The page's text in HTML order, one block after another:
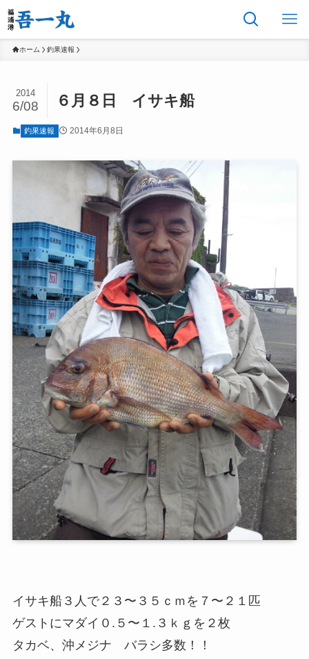
ホーム 釣果速報
６月８日 イサキ船
2014
6/08
釣果速報 2014年6月8日
イサキ船３人で２３〜３５ｃｍを７〜２１匹
ゲストにマダイ０.５〜１.３ｋｇを２枚
タカベ、沖メジナ バラシ多数！！